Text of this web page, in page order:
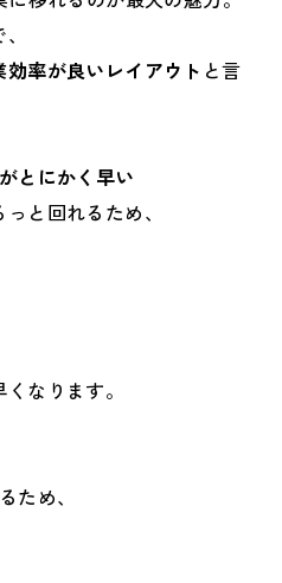
率が良いレイアウト と言
とにかく早い
と回れるため、
なります。
ため、